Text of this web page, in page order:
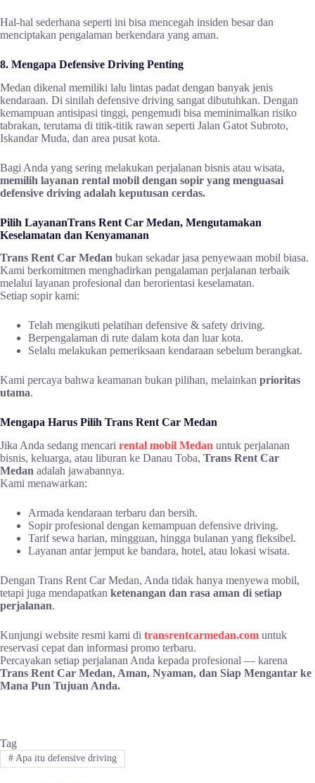
Hal-hal sederhana seperti ini bisa mencegah insiden besar dan
menciptakan pengalaman berkendara yang aman.
8. Mengapa Defensive Driving Penting
Medan dikenal memiliki lalu lintas padat dengan banyak jenis
kendaraan. Di sinilah defensive driving sangat dibutuhkan. Dengan
kemampuan antisipasi tinggi, pengemudi bisa meminimalkan risiko
tabrakan, terutama di titik-titik rawan seperti Jalan Gatot Subroto,
Iskandar Muda, dan area pusat kota.
Bagi Anda yang sering melakukan perjalanan bisnis atau wisata,
memilih layanan rental mobil dengan sopir yang menguasai
defensive driving adalah keputusan cerdas.
Pilih LayananTrans Rent Car Medan, Mengutamakan
Keselamatan dan Kenyamanan
Trans Rent Car Medan bukan sekadar jasa penyewaan mobil biasa.
Kami berkomitmen menghadirkan pengalaman perjalanan terbaik
melalui layanan profesional dan berorientasi keselamatan.
Setiap sopir kami:
Telah mengikuti pelatihan defensive & safety driving.
Berpengalaman di rute dalam kota dan luar kota.
Selalu melakukan pemeriksaan kendaraan sebelum berangkat.
Kami percaya bahwa keamanan bukan pilihan, melainkan prioritas
utama.
Mengapa Harus Pilih Trans Rent Car Medan
Jika Anda sedang mencari rental mobil Medan untuk perjalanan
bisnis, keluarga, atau liburan ke Danau Toba, Trans Rent Car
Medan adalah jawabannya.
Kami menawarkan:
Armada kendaraan terbaru dan bersih.
Sopir profesional dengan kemampuan defensive driving.
Tarif sewa harian, mingguan, hingga bulanan yang fleksibel.
Layanan antar jemput ke bandara, hotel, atau lokasi wisata.
Dengan Trans Rent Car Medan, Anda tidak hanya menyewa mobil,
tetapi juga mendapatkan ketenangan dan rasa aman di setiap
perjalanan.
Kunjungi website resmi kami di transrentcarmedan.com untuk
reservasi cepat dan informasi promo terbaru.
Percayakan setiap perjalanan Anda kepada profesional — karena
Trans Rent Car Medan, Aman, Nyaman, dan Siap Mengantar ke
Mana Pun Tujuan Anda.
Tag
#Apa itu defensive driving